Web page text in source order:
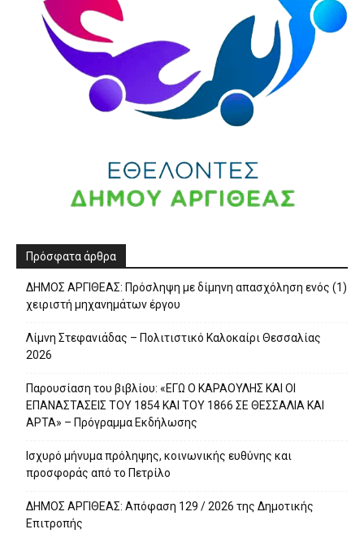
Πρόσφατα άρθρα
ΔΗΜΟΣ ΑΡΓΙΘΕΑΣ: Πρόσληψη με δίμηνη απασχόληση ενός (1)
χειριστή μηχανημάτων έργου
Λίμνη Στεφανιάδας – Πολιτιστικό Καλοκαίρι Θεσσαλίας
2026
Παρουσίαση του βιβλίου: «ΕΓΩ Ο ΚΑΡΑΟΥΛΗΣ ΚΑΙ ΟΙ
ΕΠΑΝΑΣΤΑΣΕΙΣ ΤΟΥ 1854 ΚΑΙ ΤΟΥ 1866 ΣΕ ΘΕΣΣΑΛΙΑ ΚΑΙ
ΑΡΤΑ» – Πρόγραμμα Εκδήλωσης
Ισχυρό μήνυμα πρόληψης, κοινωνικής ευθύνης και
προσφοράς από το Πετρίλο
ΔΗΜΟΣ ΑΡΓΙΘΕΑΣ: Απόφαση 129 / 2026 της Δημοτικής
Επιτροπής